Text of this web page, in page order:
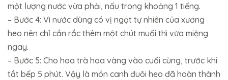
một lượng nước vừa phải, nấu trong khoảng 1 tiếng.
– Bước 4: Vì nước dùng có vị ngọt tự nhiên của xương
heo nên chỉ cần rắc thêm một chút muối thì vừa miệng
ngay.
– Bước 5: Cho hoa trà hoa vàng vào cuối cùng, trước khi
tắt bếp 5 phút. Vậy là món canh đuôi heo đã hoàn thành